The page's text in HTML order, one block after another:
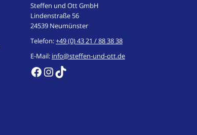
Steffen und Ott GmbH
Lindenstraße 56
24539 Neumünster
Telefon:+49 (0) 43 21 / 88 38 38
E-Mail: info@steffen-und-ott.de
https://de-de.facebook.com/steffenundott/ InstagramTikTok